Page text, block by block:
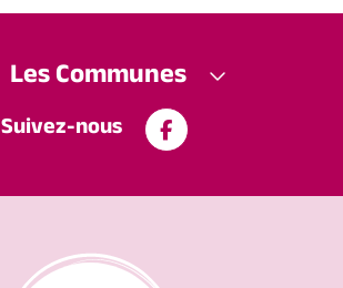
Suivez-nous
Les Communes